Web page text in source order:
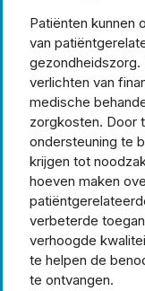
Patiënten kunnen
van
gezondheidszorg.
verlichten van
medische
zorgkosten. Door
ondersteuning te
krijgen tot
hoeven maken
verbeterde
verhoogde
te helpen de
te ontvangen.